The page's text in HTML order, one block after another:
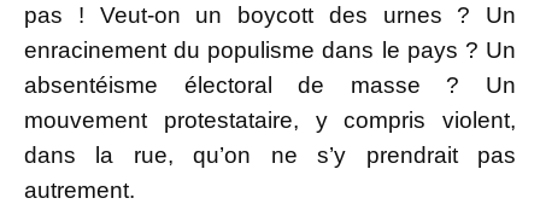
pas ! Veut-on un boycott des urnes ? Un
enracinement du populisme dans le pays ? Un
absentéisme électoral de masse ? Un
mouvement protestataire, y compris violent,
dans la rue, qu’on ne s’y prendrait pas
autrement.